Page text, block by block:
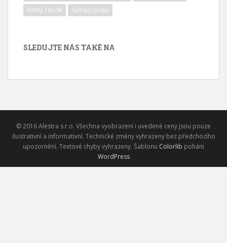
šikmý žebřík
šplhací prvky
SLEDUJTE NÁS TAKÉ NA
© 2016 Alestra s.r.o. Všechna vyobrazení i uvedené ceny jsou pouze
ilustrativní a informativní. Technické změny vyhrazeny bez předchozího
upozornění. Textové chyby vyhrazeny. Šablonu Colorlib pohání
WordPress